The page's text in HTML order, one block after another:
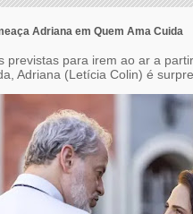
Adriana em Quem Ama Cuida
previstas para irem ao ar a
Adriana (Letícia Colin) é